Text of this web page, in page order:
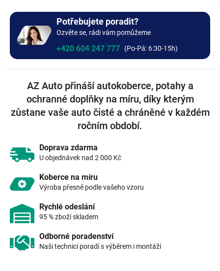
Bez výšivky
+0 Kč
+0 Kč
Potřebujete poradit?
Ozvěte se, rádi vám pomůžeme
+420 604 247 777
AZ Auto přináší autokoberce, potahy a
ochranné doplňky na míru, díky kterým
zůstane vaše auto čisté a chráněné v každém
ročním období.
Doprava zdarma
U objednávek nad 2 000 Kč
Koberce na míru
Výroba přesně podle vašeho vzoru
Rychlé odeslání
95 % zboží skladem
Odborné poradenství
Naši technici poradí s výběrem i montáží